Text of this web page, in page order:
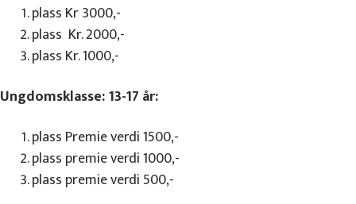
plass Kr 3000,-
plass Kr. 2000,-
plass Kr. 1000,-
Ungdomsklasse: 13-17 år:
plass Premie verdi 1500,-
plass premie verdi 1000,-
plass premie verdi 500,-